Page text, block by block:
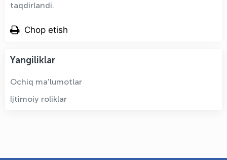
taqdirlandi.
Chop etish
Yangiliklar
Ochiq ma'lumotlar
Ijtimoiy roliklar